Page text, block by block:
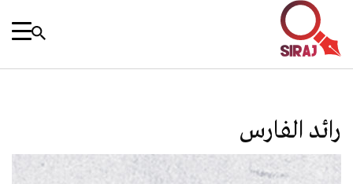
رائد الفارس